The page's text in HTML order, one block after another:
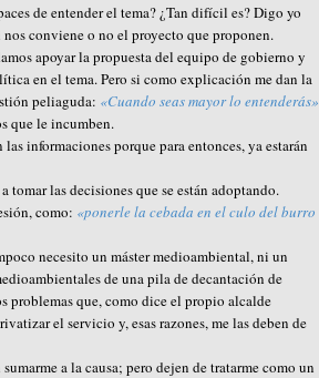
de entender el tema? ¿Tan difícil es? Digo yo
conviene o no el proyecto que proponen.
apoyar la propuesta del equipo de gobierno y
en el tema. Pero si como explicación me dan la
peliaguda: «Cuando seas mayor lo entenderás»
que le incumben.
informaciones porque para entonces, ya estarán
tomar las decisiones que se están adoptando.
como: «ponerle la cebada en el culo del burro
necesito un máster medioambiental, ni un
de una pila de decantación de
problemas que, como dice el propio alcalde
el servicio y, esas razones, me las deben de
a la causa; pero dejen de tratarme como un